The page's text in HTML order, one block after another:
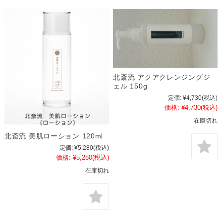
北斎流 美肌ローション 120ml
定価: ¥5,280(税込)
価格: ¥5,280(税込)
在庫切れ
北斎流 アクアクレンジングジ
ェル 150g
定価: ¥4,730(税込)
価格: ¥4,730(税込)
在庫切れ